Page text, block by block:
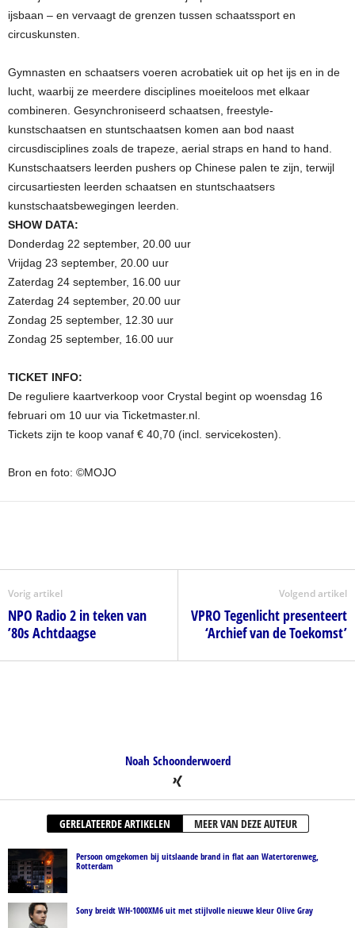
ijsbaan – en vervaagt de grenzen tussen schaatssport en
circuskunsten.
Gymnasten en schaatsers voeren acrobatiek uit op het ijs en in de
lucht, waarbij ze meerdere disciplines moeiteloos met elkaar
combineren. Gesynchroniseerd schaatsen, freestyle-
kunstschaatsen en stuntschaatsen komen aan bod naast
circusdisciplines zoals de trapeze, aerial straps en hand to hand.
Kunstschaatsers leerden pushers op Chinese palen te zijn, terwijl
circusartiesten leerden schaatsen en stuntschaatsers
kunstschaatsbewegingen leerden.
SHOW DATA:
Donderdag 22 september, 20.00 uur
Vrijdag 23 september, 20.00 uur
Zaterdag 24 september, 16.00 uur
Zaterdag 24 september, 20.00 uur
Zondag 25 september, 12.30 uur
Zondag 25 september, 16.00 uur
TICKET INFO:
De reguliere kaartverkoop voor Crystal begint op woensdag 16
februari om 10 uur via Ticketmaster.nl.
Tickets zijn te koop vanaf € 40,70 (incl. servicekosten).
Bron en foto: ©MOJO
Vorig artikel
NPO Radio 2 in teken van
’80s Achtdaagse
Volgend artikel
VPRO Tegenlicht presenteert
‘Archief van de Toekomst’
Noah Schoonderwoerd
GERELATEERDE ARTIKELEN MEER VAN DEZE AUTEUR
Persoon omgekomen bij uitslaande brand in flat aan Watertorenweg,
Rotterdam
Sony breidt WH-1000XM6 uit met stijlvolle nieuwe kleur Olive Gray